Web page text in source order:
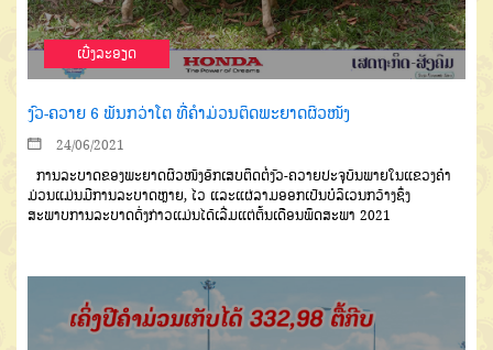
ເບີ່ງລະອຽດ
ງົວ-ຄວາຍ 6 ພັນກວ່າໂຕ ທີ່ຄໍາມ່ວນຕິດພະຍາດຜິວໜັງ
24/06/2021
ການລະບາດຂອງພະຍາດຜິວໜັງອັກເສບຕິດຕໍ່ງົວ-ຄວາຍປະຈຸບັນພາຍໃນແຂວງຄໍາ
ມ່ວນແມ່ນມີການລະບາດຫຼາຍ, ໄວ ແລະແຜ່ລາມອອກເປັນບໍລິເວນກວ້າງຊຶ່ງ
ສະພາບການລະບາດດັ່ງກ່າວແມ່ນໄດ້ເລີ່ມແຕ່ຕົ້ນເດືອນພຶດສະພາ 2021